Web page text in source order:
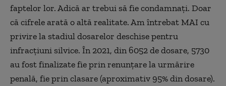
faptelor lor. Adică ar trebui să fie condamnați. Doar
că cifrele arată o altă realitate. Am întrebat MAI cu
privire la stadiul dosarelor deschise pentru
infracțiuni silvice. În 2021, din 6052 de dosare, 5730
au fost finalizate fie prin renunțare la urmărire
penală, fie prin clasare (aproximativ 95% din dosare).